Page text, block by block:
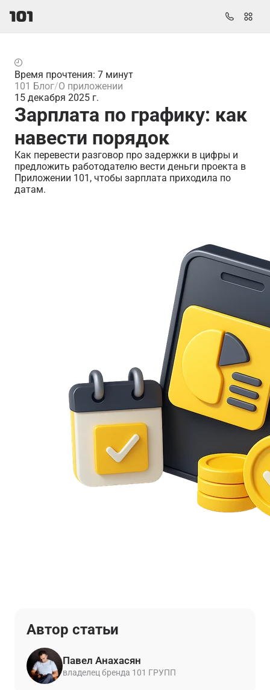
Время прочтения: 7 минут
101 Блог О приложении
15 декабря 2025 г.
Зарплата по графику: как
навести порядок
Как перевести разговор про задержки в цифры и
предложить работодателю вести деньги проекта в
Приложении 101, чтобы зарплата приходила по
датам.
Автор статьи
Павел Анахасян
владелец бренда 101 ГРУПП